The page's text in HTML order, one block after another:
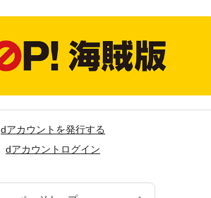
dアカウントを発行する
dアカウントログイン